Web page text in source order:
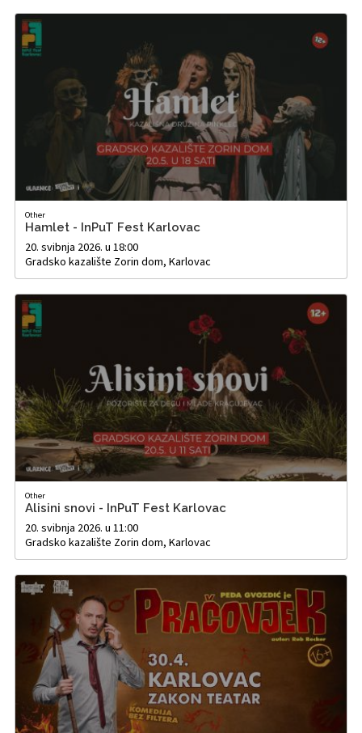
Other
Hamlet - InPuT Fest Karlovac
20. svibnja 2026. u 18:00
Gradsko kazalište Zorin dom, Karlovac
Other
Alisini snovi - InPuT Fest Karlovac
20. svibnja 2026. u 11:00
Gradsko kazalište Zorin dom, Karlovac